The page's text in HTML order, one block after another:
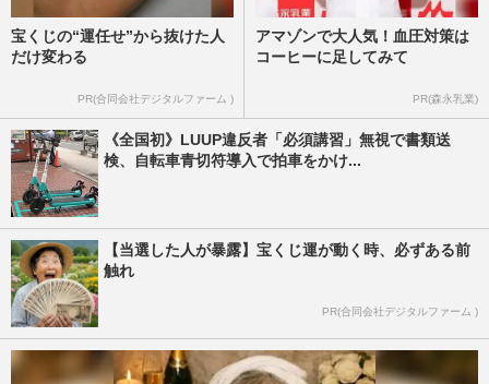
宝くじの“運任せ”から抜けた人
だけ変わる
PR(合同会社デジタルファーム )
アマゾンで大人気！血圧対策は
コーヒーに足してみて
PR(森永乳業)
《全国初》LUUP違反者「必須講習」無視で書類送
検、自転車青切符導入で拍車をかけ...
【当選した人が暴露】宝くじ運が動く時、必ずある前
触れ
PR(合同会社デジタルファーム )